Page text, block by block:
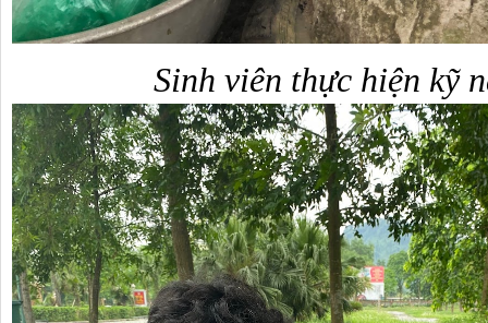
Sinh viên thực hiện kỹ